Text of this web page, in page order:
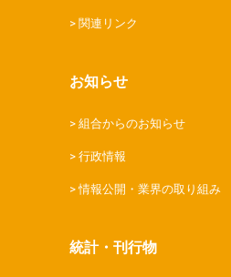
関連リンク
お知らせ
組合からのお知らせ
行政情報
情報公開・業界の取り組み
統計・刊行物